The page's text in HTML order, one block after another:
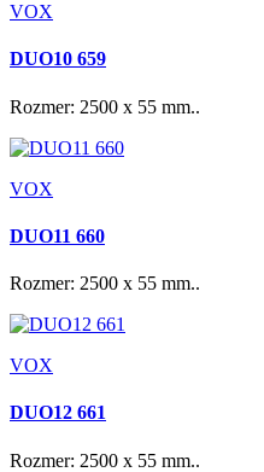
VOX
DUO10 659
Rozmer: 2500 x 55 mm..
VOX
DUO11 660
Rozmer: 2500 x 55 mm..
VOX
DUO12 661
Rozmer: 2500 x 55 mm..